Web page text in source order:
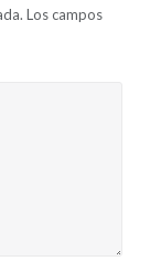
Los campos